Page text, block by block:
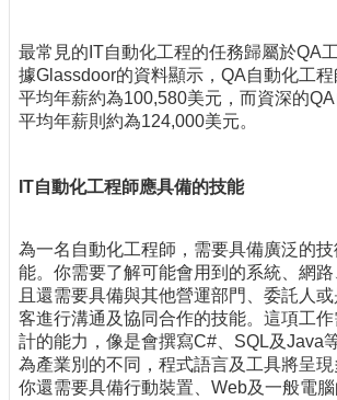
最常見的IT自動化工程的任務歸屬於QA
據Glassdoor的資料顯示，QA自動化工
平均年薪約為100,580美元，而資深的
平均年薪則約為124,000美元。
IT自動化工程師應具備的技能
為一名自動化工程師，需要具備廣泛的
能。你需要了解可能會用到的系統、網路
且還需要具備與其他營運部門、委託人
客進行溝通及協同合作的技能。這項工
計的能力，像是會撰寫C#、SQL及Java
為產業別的不同，程式語言及工具將呈現
你還需要具備行動裝置、Web及一般電